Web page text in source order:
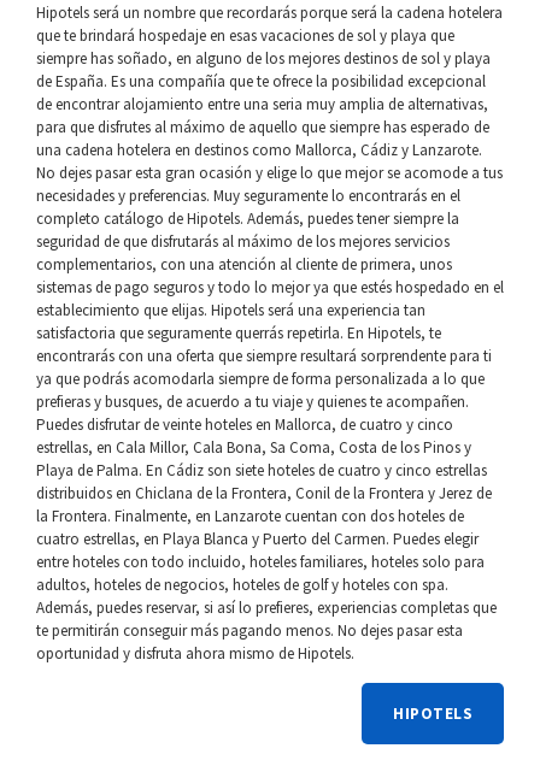
Hipotels será un nombre que recordarás porque será la cadena hotelera
que te brindará hospedaje en esas vacaciones de sol y playa que
siempre has soñado, en alguno de los mejores destinos de sol y playa
de España. Es una compañía que te ofrece la posibilidad excepcional
de encontrar alojamiento entre una seria muy amplia de alternativas,
para que disfrutes al máximo de aquello que siempre has esperado de
una cadena hotelera en destinos como Mallorca, Cádiz y Lanzarote.
No dejes pasar esta gran ocasión y elige lo que mejor se acomode a tus
necesidades y preferencias. Muy seguramente lo encontrarás en el
completo catálogo de Hipotels. Además, puedes tener siempre la
seguridad de que disfrutarás al máximo de los mejores servicios
complementarios, con una atención al cliente de primera, unos
sistemas de pago seguros y todo lo mejor ya que estés hospedado en el
establecimiento que elijas. Hipotels será una experiencia tan
satisfactoria que seguramente querrás repetirla. En Hipotels, te
encontrarás con una oferta que siempre resultará sorprendente para ti
ya que podrás acomodarla siempre de forma personalizada a lo que
prefieras y busques, de acuerdo a tu viaje y quienes te acompañen.
Puedes disfrutar de veinte hoteles en Mallorca, de cuatro y cinco
estrellas, en Cala Millor, Cala Bona, Sa Coma, Costa de los Pinos y
Playa de Palma. En Cádiz son siete hoteles de cuatro y cinco estrellas
distribuidos en Chiclana de la Frontera, Conil de la Frontera y Jerez de
la Frontera. Finalmente, en Lanzarote cuentan con dos hoteles de
cuatro estrellas, en Playa Blanca y Puerto del Carmen. Puedes elegir
entre hoteles con todo incluido, hoteles familiares, hoteles solo para
adultos, hoteles de negocios, hoteles de golf y hoteles con spa.
Además, puedes reservar, si así lo prefieres, experiencias completas que
te permitirán conseguir más pagando menos. No dejes pasar esta
oportunidad y disfruta ahora mismo de Hipotels.
HIPOTELS